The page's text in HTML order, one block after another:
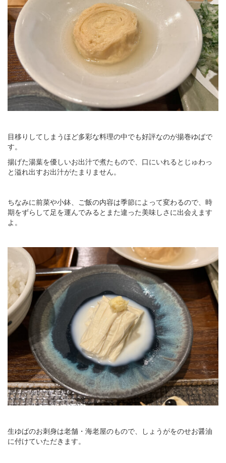
目移りしてしまうほど多彩な料理の中でも好評なのが揚巻ゆばで
す。
揚げた湯葉を優しいお出汁で煮たもので、口にいれるとじゅわっ
と溢れ出すお出汁がたまりません。
ちなみに前菜や小鉢、ご飯の内容は季節によって変わるので、時
期をずらして足を運んでみるとまた違った美味しさに出会えます
よ。
生ゆばのお刺身は老舗・海老屋のもので、しょうがをのせお醤油
に付けていただきます。